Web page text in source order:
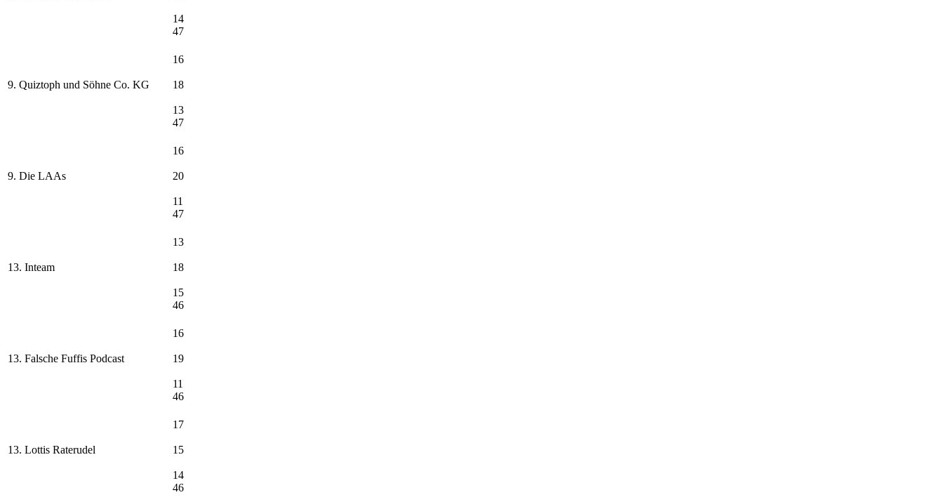
14
47
9. Quiztoph und Söhne Co. KG
16
18
13
47
9. Die LAAs
16
20
11
47
13. Inteam
13
18
15
46
13. Falsche Fuffis Podcast
16
19
11
46
13. Lottis Raterudel
17
15
14
46